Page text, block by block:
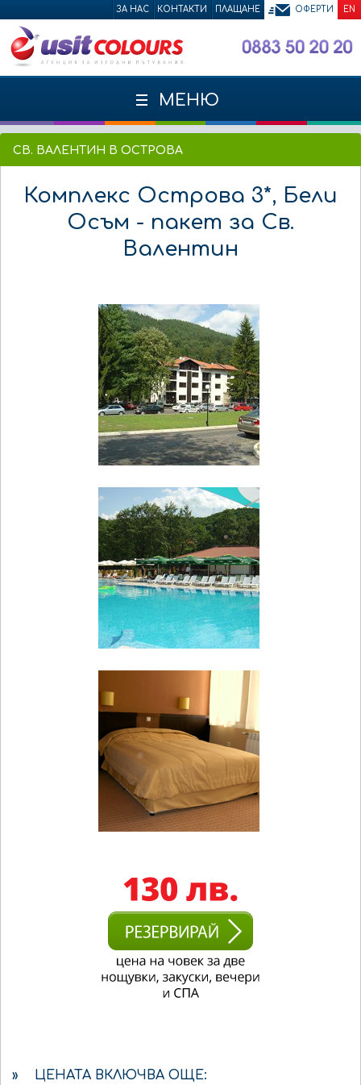
ЗА НАС КОНТАКТИ ПЛАЩАНЕ ОФЕРТИ EN
МЕНЮ
СВ. ВАЛЕНТИН В ОСТРОВА
Комплекс Острова 3*, Бели
Осъм - пакет за Св.
Валентин
» ЦЕНАТА ВКЛЮЧВА ОЩЕ: